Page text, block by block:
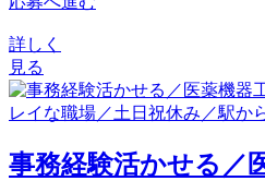
詳しく
見る
事務経験活かせる／